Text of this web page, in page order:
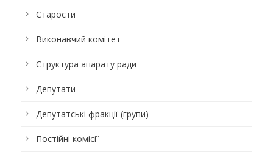
Старости
Виконавчий комітет
Структура апарату ради
Депутати
Депутатські фракції (групи)
Постійні комісії